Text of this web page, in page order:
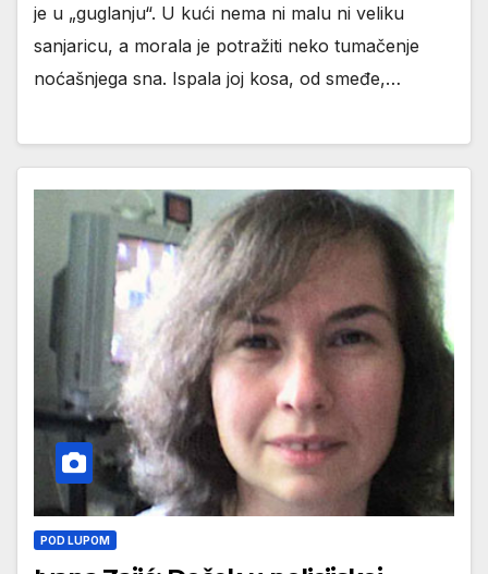
je u „guglanju“. U kući nema ni malu ni veliku
sanjaricu, a morala je potražiti neko tumačenje
noćašnjega sna. Ispala joj kosa, od smeđe,…
POD LUPOM